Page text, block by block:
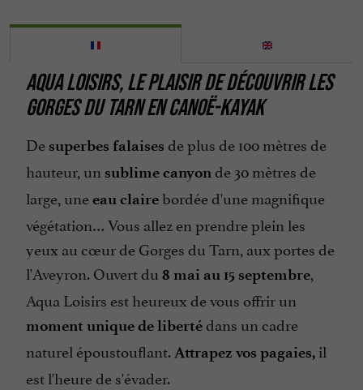
AQUA LOISIRS,LE PLAISIR DE DÉCOUVRIR LES
GORGES DU TARN EN CANOË-KAYAK
De superbes falaises de plus de 100 mètres de
hauteur, un sublime canyonde 30 mètres de
large, uneeau claire bordée d'une magnifique
végétation… Vous allez en prendre plein les
yeux au cœur de Gorges du Tarn, aux portes de
l'Aveyron. Ouvert du 8 mai au 15 septembre,
Aqua Loisirs est heureux de vous offrir un
moment unique de libertédans un cadre
naturel époustouflant.Attrapez vos pagaies, il
est l'heure de s'évader.